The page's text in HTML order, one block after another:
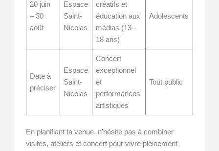
20 juin
– 30
août
Espace
Saint-
Nicolas
créatifs et
éducation aux
médias (13-
18 ans)
Adolescents
Date à
préciser
Espace
Saint-
Nicolas
Concert
exceptionnel
et
performances
artistiques
Tout public
En planifiant ta venue, n’hésite pas à combiner
visites, ateliers et concert pour vivre pleinement